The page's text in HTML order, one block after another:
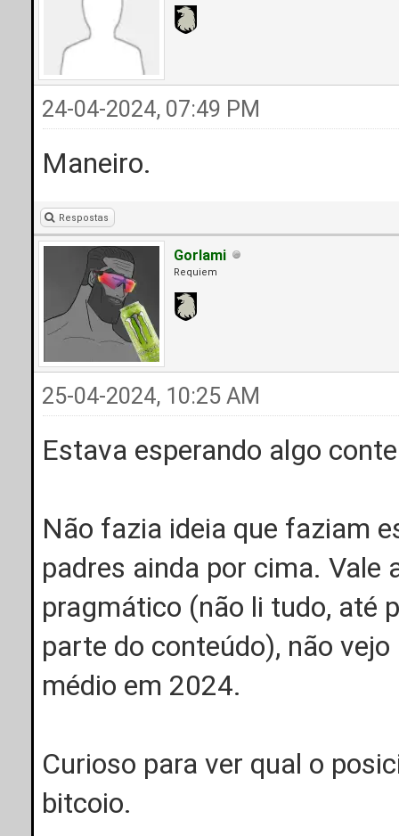
24-04-2024, 07:49 PM
Maneiro.
Respostas
Gorlami
Requiem
25-04-2024, 10:25 AM
Estava esperando algo
Não fazia ideia que faziam
padres ainda por cima. Vale
pragmático (não li tudo, até
parte do conteúdo), não
médio em 2024.
Curioso para ver qual o
bitcoio.